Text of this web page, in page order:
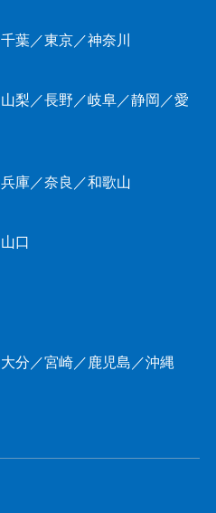
千葉／東京／神奈川
山梨 ／長野 ／岐阜／静岡 ／愛
兵庫／奈良 ／和歌山
山口
大分 ／宮崎／ 鹿児島 ／沖縄